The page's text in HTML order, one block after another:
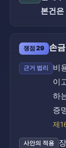
본건
쟁점 29 손
근거 법리
비
이
하
증
제
사안의 적용